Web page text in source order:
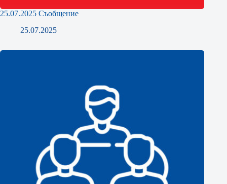
25.07.2025 Съобщение
25.07.2025